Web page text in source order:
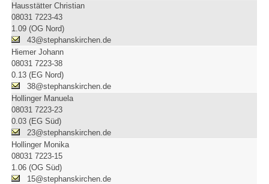
Hausstätter Christian
08031 7223-43
1.09 (OG Nord)
43@stephanskirchen.de
Hiemer Johann
08031 7223-38
0.13 (EG Nord)
38@stephanskirchen.de
Hollinger Manuela
08031 7223-23
0.03 (EG Süd)
23@stephanskirchen.de
Hollinger Monika
08031 7223-15
1.06 (OG Süd)
15@stephanskirchen.de